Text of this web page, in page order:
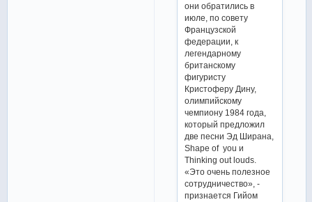
они обратились в
июле, по совету
Французской
федерации, к
легендарному
британскому
фигуристу
Кристоферу Дину,
олимпийскому
чемпиону 1984 года,
который предложил
две песни Эд Ширана,
Shape of you и
Thinking out louds.
«Это очень полезное
сотрудничество», -
признается Гийом